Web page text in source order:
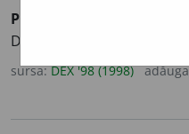
PROBIT
)
Din
sursa:DEX '98 (1998)